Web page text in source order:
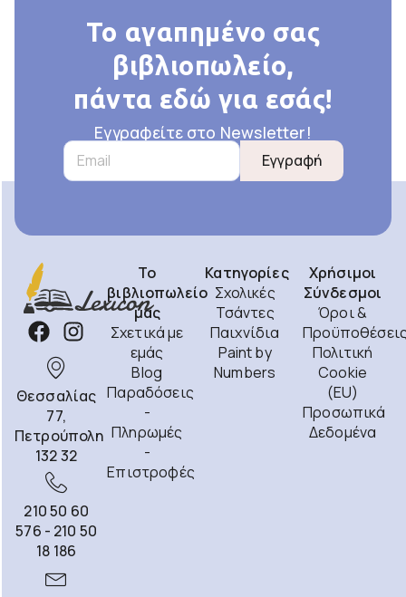
Το αγαπημένο σας
βιβλιοπωλείο,
πάντα εδώ για εσάς!
Εγγραφείτε στο Newsletter!
Εγγραφή
Θεσσαλίας
77,
Πετρούπολη
132 32
210 50 60
576 - 210 50
18 186
Το
βιβλιοπωλείο
μας
Σχετικά με
εμάς
Blog
Παραδόσεις
-
Πληρωμές
-
Επιστροφές
Κατηγορίες
Σχολικές
Τσάντες
Παιχνίδια
Paint by
Numbers
Χρήσιμοι
Σύνδεσμοι
Όροι &
Πολιτική
Cookie
(EU)
Προσωπικά
Δεδομένα